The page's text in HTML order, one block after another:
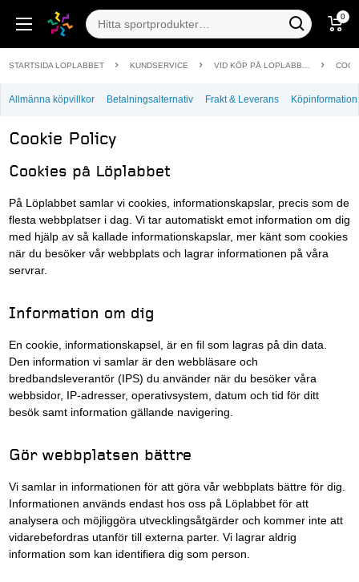
0
STARTSIDA LOPLABBET KUNDSERVICE
Allmänna köpvillkor Betalningsalternativ Frakt & Leverans Köpinformation
Cookie Policy
Cookies på Löplabbet
På Löplabbet samlar vi cookies, informationskapslar, precis som de
flesta webbplatser i dag. Vi tar automatiskt emot information om dig
med hjälp av så kallade informationskapslar, mer känt som cookies
när du besöker vår webbplats och lagrar informationen på våra
servrar.
Information om dig
En cookie, informationskapsel, är en fil som lagras på din data.
Den information vi samlar är den webbläsare och
bredbandsleverantör (IPS) du använder när du besöker våra
webbsidor, IP-adresser, operativsystem, datum och tid för ditt
besök samt information gällande navigering.
Gör webbplatsen bättre
Vi samlar in informationen för att göra vår webbplats bättre för dig.
Informationen används endast hos oss på Löplabbet för att
analysera och möjliggöra utvecklingsåtgärder och kommer inte att
vidarebefordras utanför till externa parter. Vi lagrar aldrig
information som kan identifiera dig som person.